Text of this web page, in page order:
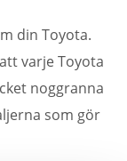
din Toyota.
varje Toyota
noggranna
som gör